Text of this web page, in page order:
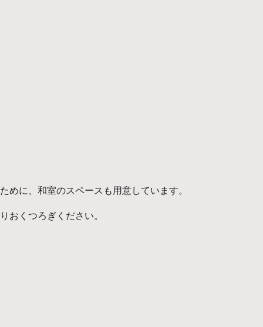
めに、和室のスペースも用意しています。
おくつろぎください。